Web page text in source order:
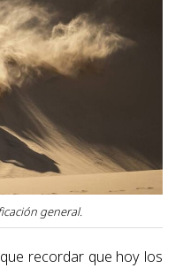
general.
recordar que hoy los